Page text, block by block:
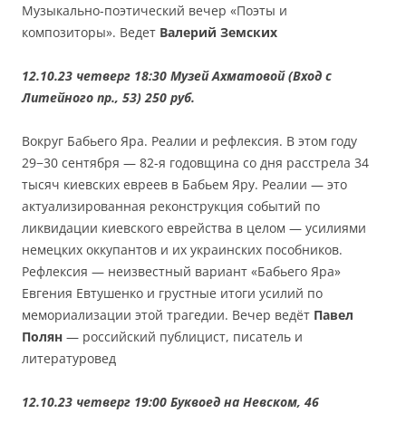
Музыкально-поэтический вечер «Поэты и
композиторы». Ведет Валерий Земских
12.10.23 четверг 18:30 Музей Ахматовой (Вход с
Литейного пр., 53) 250 руб.
Вокруг Бабьего Яра. Реалии и рефлексия. В этом году
29−30 сентября — 82-я годовщина со дня расстрела 34
тысяч киевских евреев в Бабьем Яру. Реалии — это
актуализированная реконструкция событий по
ликвидации киевского еврейства в целом — усилиями
немецких оккупантов и их украинских пособников.
Рефлексия — неизвестный вариант «Бабьего Яра»
Евгения Евтушенко и грустные итоги усилий по
мемориализации этой трагедии. Вечер ведёт Павел
Полян — российский публицист, писатель и
литературовед
12.10.23 четверг 19:00 Буквоед на Невском, 46